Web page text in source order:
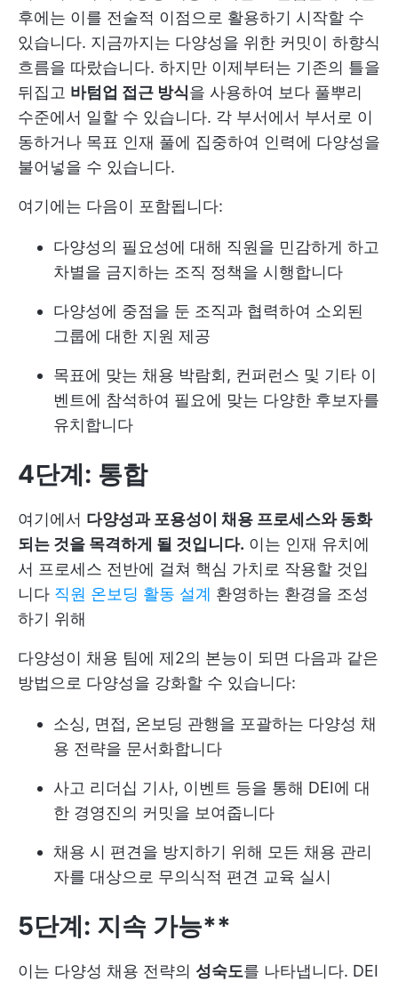
후에는 이를 전술적 이점으로 활용하기 시작할 수
있습니다. 지금까지는 다양성을 위한 커밋이 하향식
흐름을 따랐습니다. 하지만 이제부터는 기존의 틀을
뒤집고 바텀업 접근 방식을 사용하여 보다 풀뿌리
수준에서 일할 수 있습니다. 각 부서에서 부서로 이
동하거나 목표 인재 풀에 집중하여 인력에 다양성을
불어넣을 수 있습니다.
여기에는 다음이 포함됩니다:
다양성의 필요성에 대해 직원을 민감하게 하고
차별을 금지하는 조직 정책을 시행합니다
다양성에 중점을 둔 조직과 협력하여 소외된
그룹에 대한 지원 제공
목표에 맞는 채용 박람회, 컨퍼런스 및 기타 이
벤트에 참석하여 필요에 맞는 다양한 후보자를
유치합니다
4단계: 통합
여기에서 다양성과 포용성이 채용 프로세스와 동화
되는 것을 목격하게 될 것입니다. 이는 인재 유치에
서 프로세스 전반에 걸쳐 핵심 가치로 작용할 것입
니다 직원 온보딩 활동 설계 환영하는 환경을 조성
하기 위해
다양성이 채용 팀에 제2의 본능이 되면 다음과 같은
방법으로 다양성을 강화할 수 있습니다:
소싱, 면접, 온보딩 관행을 포괄하는 다양성 채
용 전략을 문서화합니다
사고 리더십 기사, 이벤트 등을 통해 DEI에 대
한 경영진의 커밋을 보여줍니다
채용 시 편견을 방지하기 위해 모든 채용 관리
자를 대상으로 무의식적 편견 교육 실시
5단계: 지속 가능**
이는 다양성 채용 전략의 성숙도를 나타냅니다. DEI